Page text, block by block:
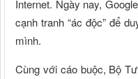
Internet. Ngày nay,
cạnh tranh “ác độc” để
mình.
Cùng với cáo buộc, Bộ